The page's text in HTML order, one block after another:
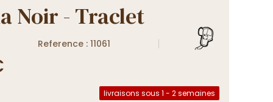
Noir - Traclet
Reference : 11061
livraisons sous 1 - 2 semaines